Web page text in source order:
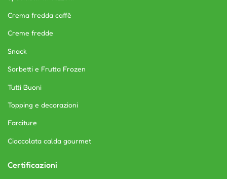
Crema fredda caffè
Creme fredde
Snack
Sorbetti e Frutta Frozen
Tutti Buoni
Topping e decorazioni
Farciture
Cioccolata calda gourmet
Certificazioni